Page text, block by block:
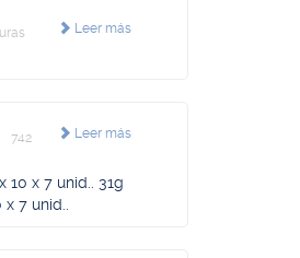
Leer más
Leer más
742
10 x 7 unid.. 31g
7 unid..